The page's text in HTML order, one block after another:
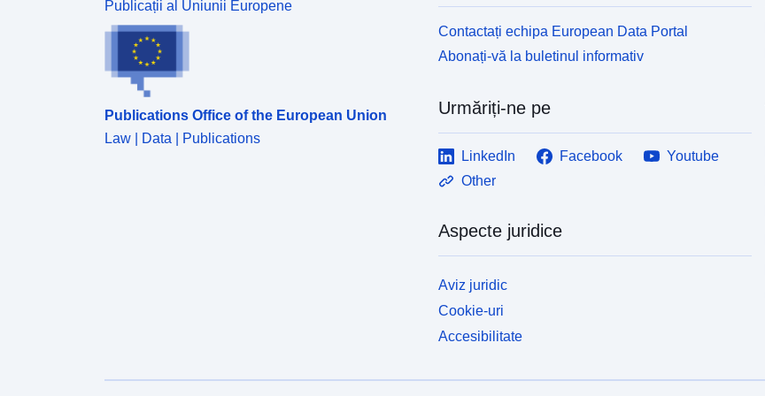
Publicații al Uniunii Europene
Publications Office of the European Union
Law | Data | Publications
Contactați echipa European Data Portal
Abonați-vă la buletinul informativ
Urmăriți-ne pe
LinkedIn Facebook
Youtube
Other
Aspecte juridice
Aviz juridic
Cookie-uri
Accesibilitate